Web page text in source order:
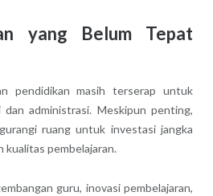
yang Belum Tepat
pendidikan masih terserap untuk
administrasi. Meskipun penting,
ruang untuk investasi jangka
kualitas pembelajaran.
guru, inovasi pembelajaran,